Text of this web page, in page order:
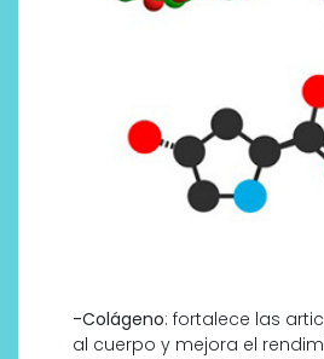
-Colágeno: fortalece las
al cuerpo y mejora el